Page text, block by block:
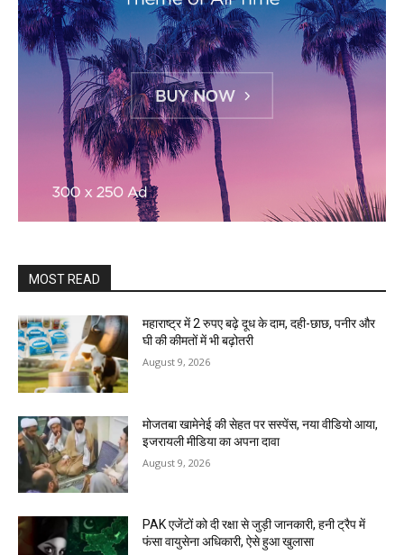
MOST READ
महाराष्ट्र में 2 रुपए बढ़े दूध के दाम, दही-छाछ, पनीर और
घी की कीमतों में भी बढ़ोतरी
August 9, 2026
मोजतबा खामेनेई की सेहत पर सस्पेंस, नया वीडियो आया,
इजरायली मीडिया का अपना दावा
August 9, 2026
PAK एजेंटों को दी रक्षा से जुड़ी जानकारी, हनी ट्रैप में
फंसा वायुसेना अधिकारी, ऐसे हुआ खुलासा